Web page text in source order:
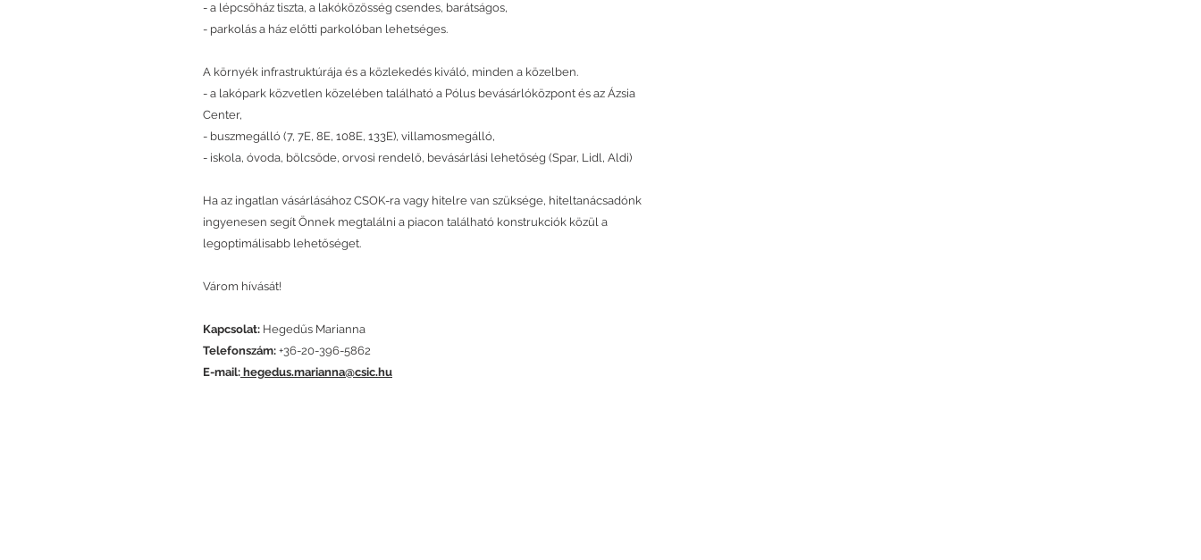
- a lépcsőház tiszta, a lakóközösség csendes, barátságos,
- parkolás a ház előtti parkolóban lehetséges.
A környék infrastruktúrája és a közlekedés kiváló, minden a közelben.
- a lakópark közvetlen közelében található a Pólus bevásárlóközpont és az Ázsia
Center,
- buszmegálló (7, 7E, 8E, 108E, 133E), villamosmegálló,
- iskola, óvoda, bölcsőde, orvosi rendelő, bevásárlási lehetőség (Spar, Lidl, Aldi)
Ha az ingatlan vásárlásához CSOK-ra vagy hitelre van szüksége, hiteltanácsadónk
ingyenesen segít Önnek megtalálni a piacon található konstrukciók közül a
legoptimálisabb lehetőséget.
Várom hívását!
Kapcsolat: Hegedűs Marianna
Telefonszám: +36-20-396-5862
E-mail: hegedus.marianna@csic.hu